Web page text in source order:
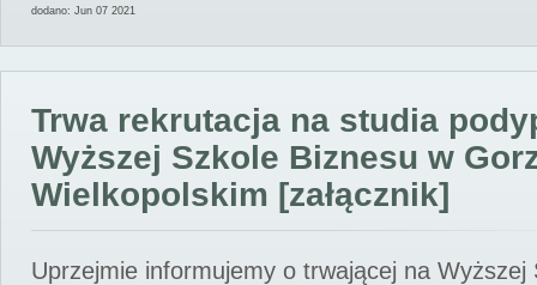
dodano: Jun 07 2021
Trwa rekrutacja na studia
Wyższej Szkole Biznesu w
Wielkopolskim [załącznik]
Uprzejmie informujemy o trwającej na Wyższej